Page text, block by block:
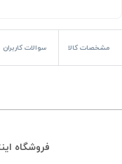
مشخصات کالا سوالات کاربران
فروشگاه